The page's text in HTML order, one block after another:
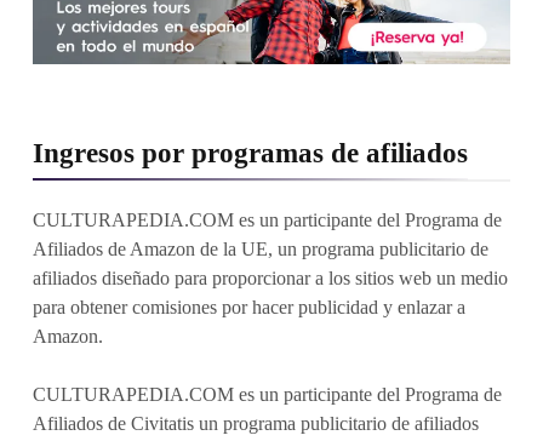
Ingresos por programas de afiliados
CULTURAPEDIA.COM es un participante del Programa de
Afiliados de Amazon de la UE, un programa publicitario de
afiliados diseñado para proporcionar a los sitios web un medio
para obtener comisiones por hacer publicidad y enlazar a
Amazon.
CULTURAPEDIA.COM es un participante del Programa de
Afiliados de Civitatis un programa publicitario de afiliados